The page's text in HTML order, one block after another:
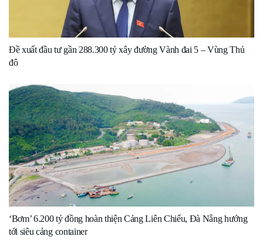
Đề xuất đầu tư gần 288.300 tỷ xây đường Vành đai 5 – Vùng Thủ
đô
‘Bơm’ 6.200 tỷ đồng hoàn thiện Cảng Liên Chiểu, Đà Nẵng hướng
tới siêu cảng container